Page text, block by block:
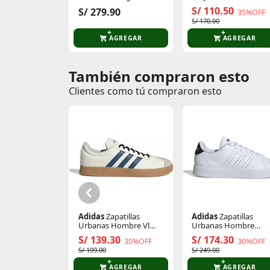
A prueba de fugas: La tapa con la
diario, viajes, oficina o actividades al aire
Garantía por proveedor: 03 meses.
Si no está conforme con su compra,
recomienda conservar el empaque y
Si el equipo presenta fallas, el producto
S/ 279.90
AGREGAR
Camisero Bolsillo
Parche
S/ 110.50 35%OFF
S/ 170.00
AGREGAR
Comentarios de clientes
Comentarios de clientes que compraron
También compraron esto
Clientes como tú compraron esto
AdidasZapatillas
Urbanas Hombre Vl
Court Base
S/ 139.30 30%OFF
S/ 199.00
AGREGAR
AdidasZapatillas
Urbanas Hombre
Advantage 2.0
S/ 174.30 30%OFF
S/ 249.00
AGREGAR